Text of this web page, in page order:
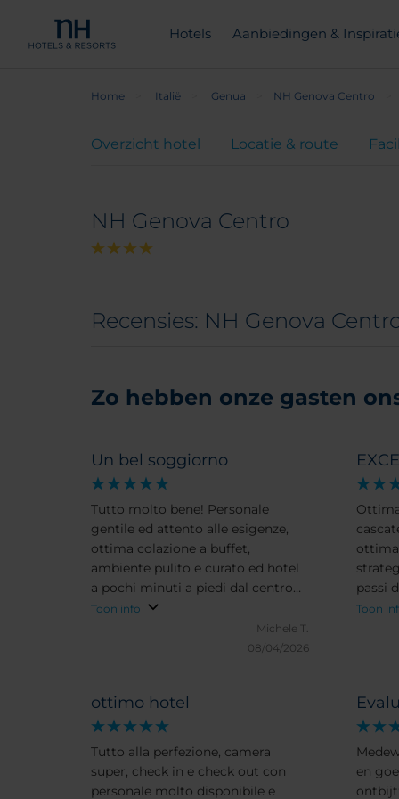
Hotels Aanbiedingen &
Home Italië Genua NH Genova Centro
Overzicht hotel Locatie & route
NH Genova Centro
Recensies: NH Genova
Zo hebben onze gasten
en
Un bel soggiorno
Tutto molto bene! Personale
gentile ed attento alle esigenze,
ottima colazione a buffet,
ambiente pulito e curato ed hotel
a pochi minuti a piedi dal centro
città
Toon info
Michele T.
08/04/2026
passi
Toon
ottimo hotel
Tutto alla perfezione, camera
super, check in e check out con
personale molto disponibile e